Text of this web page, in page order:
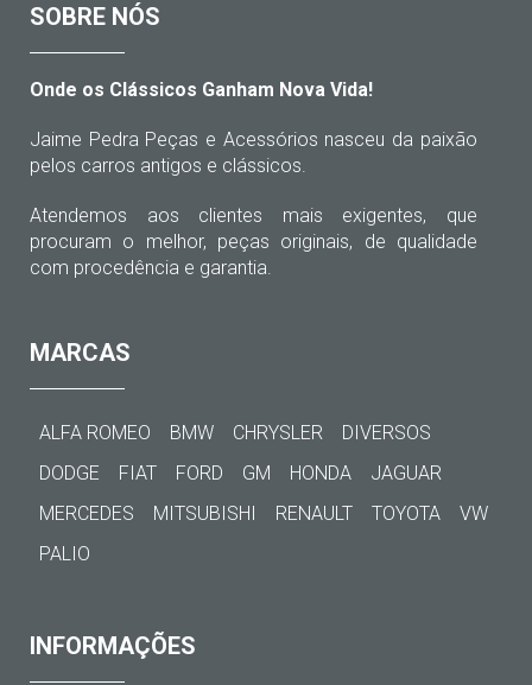
SOBRE NÓS
Onde os Clássicos Ganham Nova Vida!
Jaime Pedra Peças e Acessórios nasceu da paixão
pelos carros antigos e clássicos.
Atendemos aos clientes mais exigentes, que
procuram o melhor, peças originais, de qualidade
com procedência e garantia.
MARCAS
ALFA ROMEO BMW CHRYSLER
DIVERSOS
DODGE
FIAT FORD GM HONDA
JAGUAR
MERCEDES
MITSUBISHI RENAULT TOYOTA
VW
PALIO
INFORMAÇÕES